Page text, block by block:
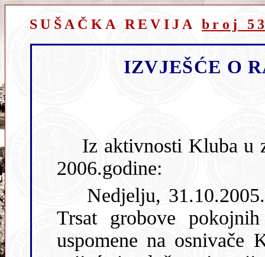
SUŠAČKA REVIJA broj
IZVJEŠĆE O
2006.godine:
Trsat grobove pokojnih članova IO Kluba. Evocirane su
uspomene na osnivače Kluba i